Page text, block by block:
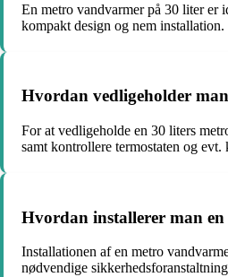
En metro vandvarmer på 30 liter er
kompakt design og nem installation.
Hvordan vedligeholder
For at vedligeholde en 30 liters
samt kontrollere termostaten og
Hvordan installerer man
Installationen af en metro
nødvendige